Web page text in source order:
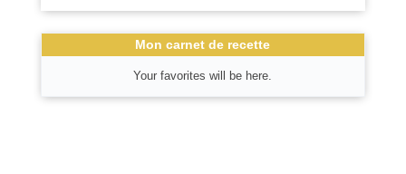
Mon carnet de recette
Your favorites will be here.